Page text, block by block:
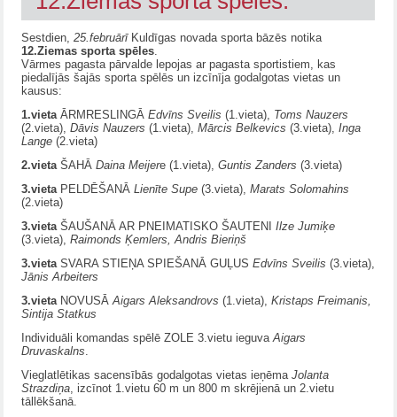
Sestdien,25.februārīKuldīgas novada sporta bāzēs notika
12.Ziemas sporta spēles
Vārmes pagasta pārvalde lepojas ar pagasta sportistiem, kas
piedalījās šajās sporta spēlēs un izcīnīja godalgotas vietas un
kausus:
1.vieta ĀRMRESLINGĀEdvīns Sveilis (1.vieta), Toms Nauzers
(2.vieta),Dāvis Nauzers (1.vieta),Mārcis Belkevics (3.vieta),Inga
Lange (2.vieta)
2.vieta ŠAHĀDaina Meijere (1.vieta),Guntis Zanders (3.vieta)
3.vieta PELDĒŠANĀLienīte Supe (3.vieta),Marats Solomahins
(2.vieta)
3.vieta ŠAUŠANĀ AR PNEIMATISKO ŠAUTENIIlze Jumiķe
(3.vieta),Raimonds Ķemlers, Andris Bieriņš
3.vieta SVARA STIEŅA SPIEŠANĀ GUĻUSEdvīns Sveilis (3.vieta),
Jānis Arbeiters
3.vieta NOVUSĀAigars Aleksandrovs (1.vieta),Kristaps Freimanis,
Sintija Statkus
Individuāli komandas spēlē ZOLE 3.vietu ieguvaAigars
Druvaskalns
Vieglatlētikas sacensībās godalgotas vietas ieņēmaJolanta
Strazdiņa , izcīnot 1.vietu 60 m un 800 m skrējienā un 2.vietu
tāllēkšanā.